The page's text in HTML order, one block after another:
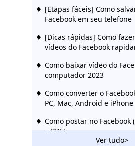
[Etapas fáceis] Como
Facebook em seu telefone
[Dicas rápidas] Como
vídeos do Facebook
Como baixar vídeo do
computador 2023
Como converter o
PC, Mac, Android e iPhone
Como postar no Facebook
e PDF)
Ver tudo>